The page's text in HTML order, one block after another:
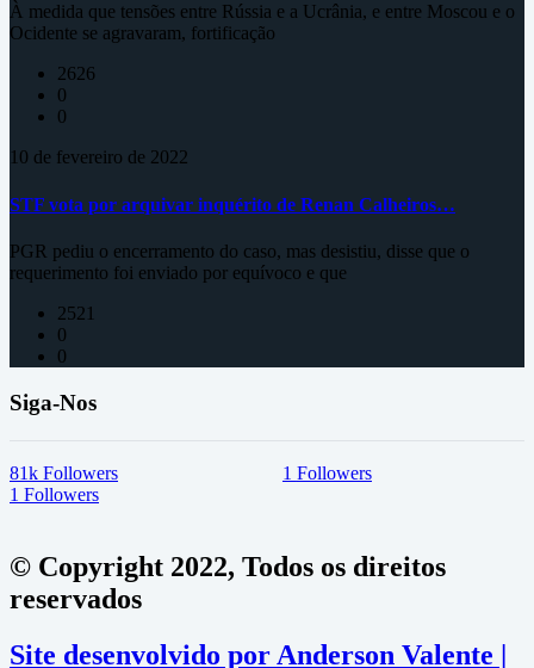
À medida que tensões entre Rússia e a Ucrânia, e entre Moscou e o
Ocidente se agravaram, fortificação
2626
0
0
10 de fevereiro de 2022
STF vota por arquivar inquérito de Renan Calheiros…
PGR pediu o encerramento do caso, mas desistiu, disse que o
requerimento foi enviado por equívoco e que
2521
0
0
Siga-Nos
81k Followers 1 Followers
1 Followers
© Copyright 2022, Todos os direitos
reservados
Site desenvolvido por Anderson Valente |